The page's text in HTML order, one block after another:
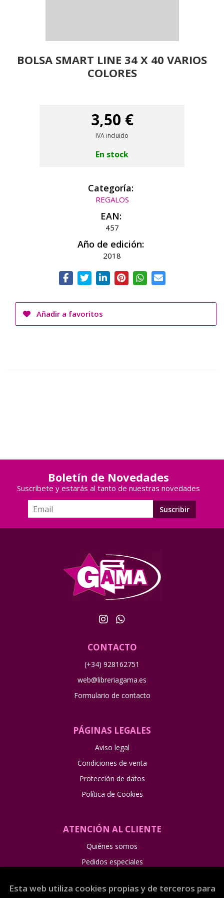
BOLSA SMART LINE 34 X 40 VARIOS
COLORES
3,50 €
IVA incluido
En stock
Categoría:
REGALOS
EAN:
457
Año de edición:
2018
Añadir a favoritos
Boletín de Novedades
Suscríbete y estarás al tanto de nuestras novedades
CONTACTO
(+34) 928162751
web@libreriagama.es
Formulario de contacto
PÁGINAS LEGALES
Aviso legal
Condiciones de venta
Protección de datos
Política de Cookies
ATENCIÓN AL CLIENTE
Quiénes somos
Pedidos especiales
Esta web utiliza cookies propias y de terceros para